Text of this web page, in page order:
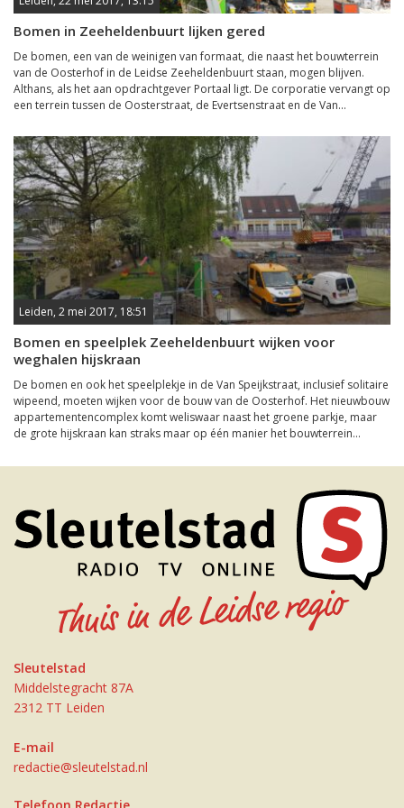
Bomen in Zeeheldenbuurt lijken gered
De bomen, een van de weinigen van formaat, die naast het bouwterrein
van de Oosterhof in de Leidse Zeeheldenbuurt staan, mogen blijven.
Althans, als het aan opdrachtgever Portaal ligt. De corporatie vervangt op
een terrein tussen de Oosterstraat, de Evertsenstraat en de Van...
Leiden, 2 mei 2017, 18:51
Bomen en speelplek Zeeheldenbuurt wijken voor
weghalen hijskraan
De bomen en ook het speelplekje in de Van Speijkstraat, inclusief solitaire
wipeend, moeten wijken voor de bouw van de Oosterhof. Het nieuwbouw
appartementencomplex komt weliswaar naast het groene parkje, maar
de grote hijskraan kan straks maar op één manier het bouwterrein...
Sleutelstad
Middelstegracht 87A
2312 TT Leiden
E-mail
redactie@sleutelstad.nl